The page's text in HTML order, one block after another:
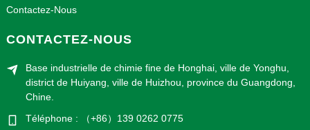
Contactez-Nous
CONTACTEZ-NOUS
Base industrielle de chimie fine de Honghai, ville de Yonghu,
district de Huiyang, ville de Huizhou, province du Guangdong,
Chine.
Téléphone : （+86）139 0262 0775